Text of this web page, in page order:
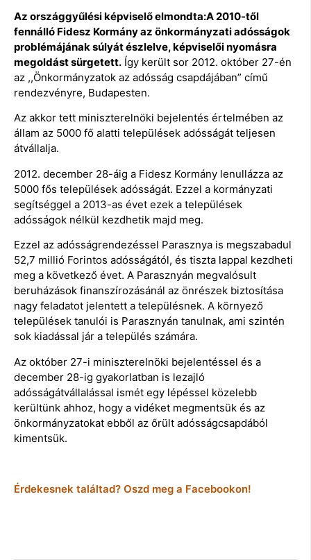
Az országgyűlési képviselő elmondta:A 2010-től
fennálló Fidesz Kormány az önkormányzati adósságok
problémájának súlyát észlelve, képviselői nyomásra
megoldást sürgetett. Így került sor 2012. október 27-én
az ,,Önkormányzatok az adósság csapdájában” című
rendezvényre, Budapesten.
Az akkor tett miniszterelnöki bejelentés értelmében az
állam az 5000 fő alatti települések adósságát teljesen
átvállalja.
2012. december 28-áig a Fidesz Kormány lenullázza az
5000 fős települések adósságát. Ezzel a kormányzati
segítséggel a 2013-as évet ezek a települések
adósságok nélkül kezdhetik majd meg.
Ezzel az adósságrendezéssel Parasznya is megszabadul
52,7 millió Forintos adósságától, és tiszta lappal kezdheti
meg a következő évet. A Parasznyán megvalósult
beruházások finanszírozásánál az önrészek biztosítása
nagy feladatot jelentett a településnek. A környező
települések tanulói is Parasznyán tanulnak, ami szintén
sok kiadással jár a település számára.
Az október 27-i miniszterelnöki bejelentéssel és a
december 28-ig gyakorlatban is lezajló
adósságátvállalással ismét egy lépéssel közelebb
kerültünk ahhoz, hogy a vidéket megmentsük és az
önkormányzatokat ebből az őrült adósságcsapdából
kimentsük.
Érdekesnek találtad? Oszd meg a Facebookon!